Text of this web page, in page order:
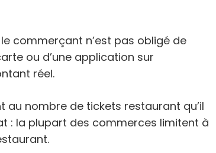
commerçant n’est pas obligé de
ou d’une application sur
réel.
nombre de tickets restaurant qu’il
: la plupart des commerces limitent à